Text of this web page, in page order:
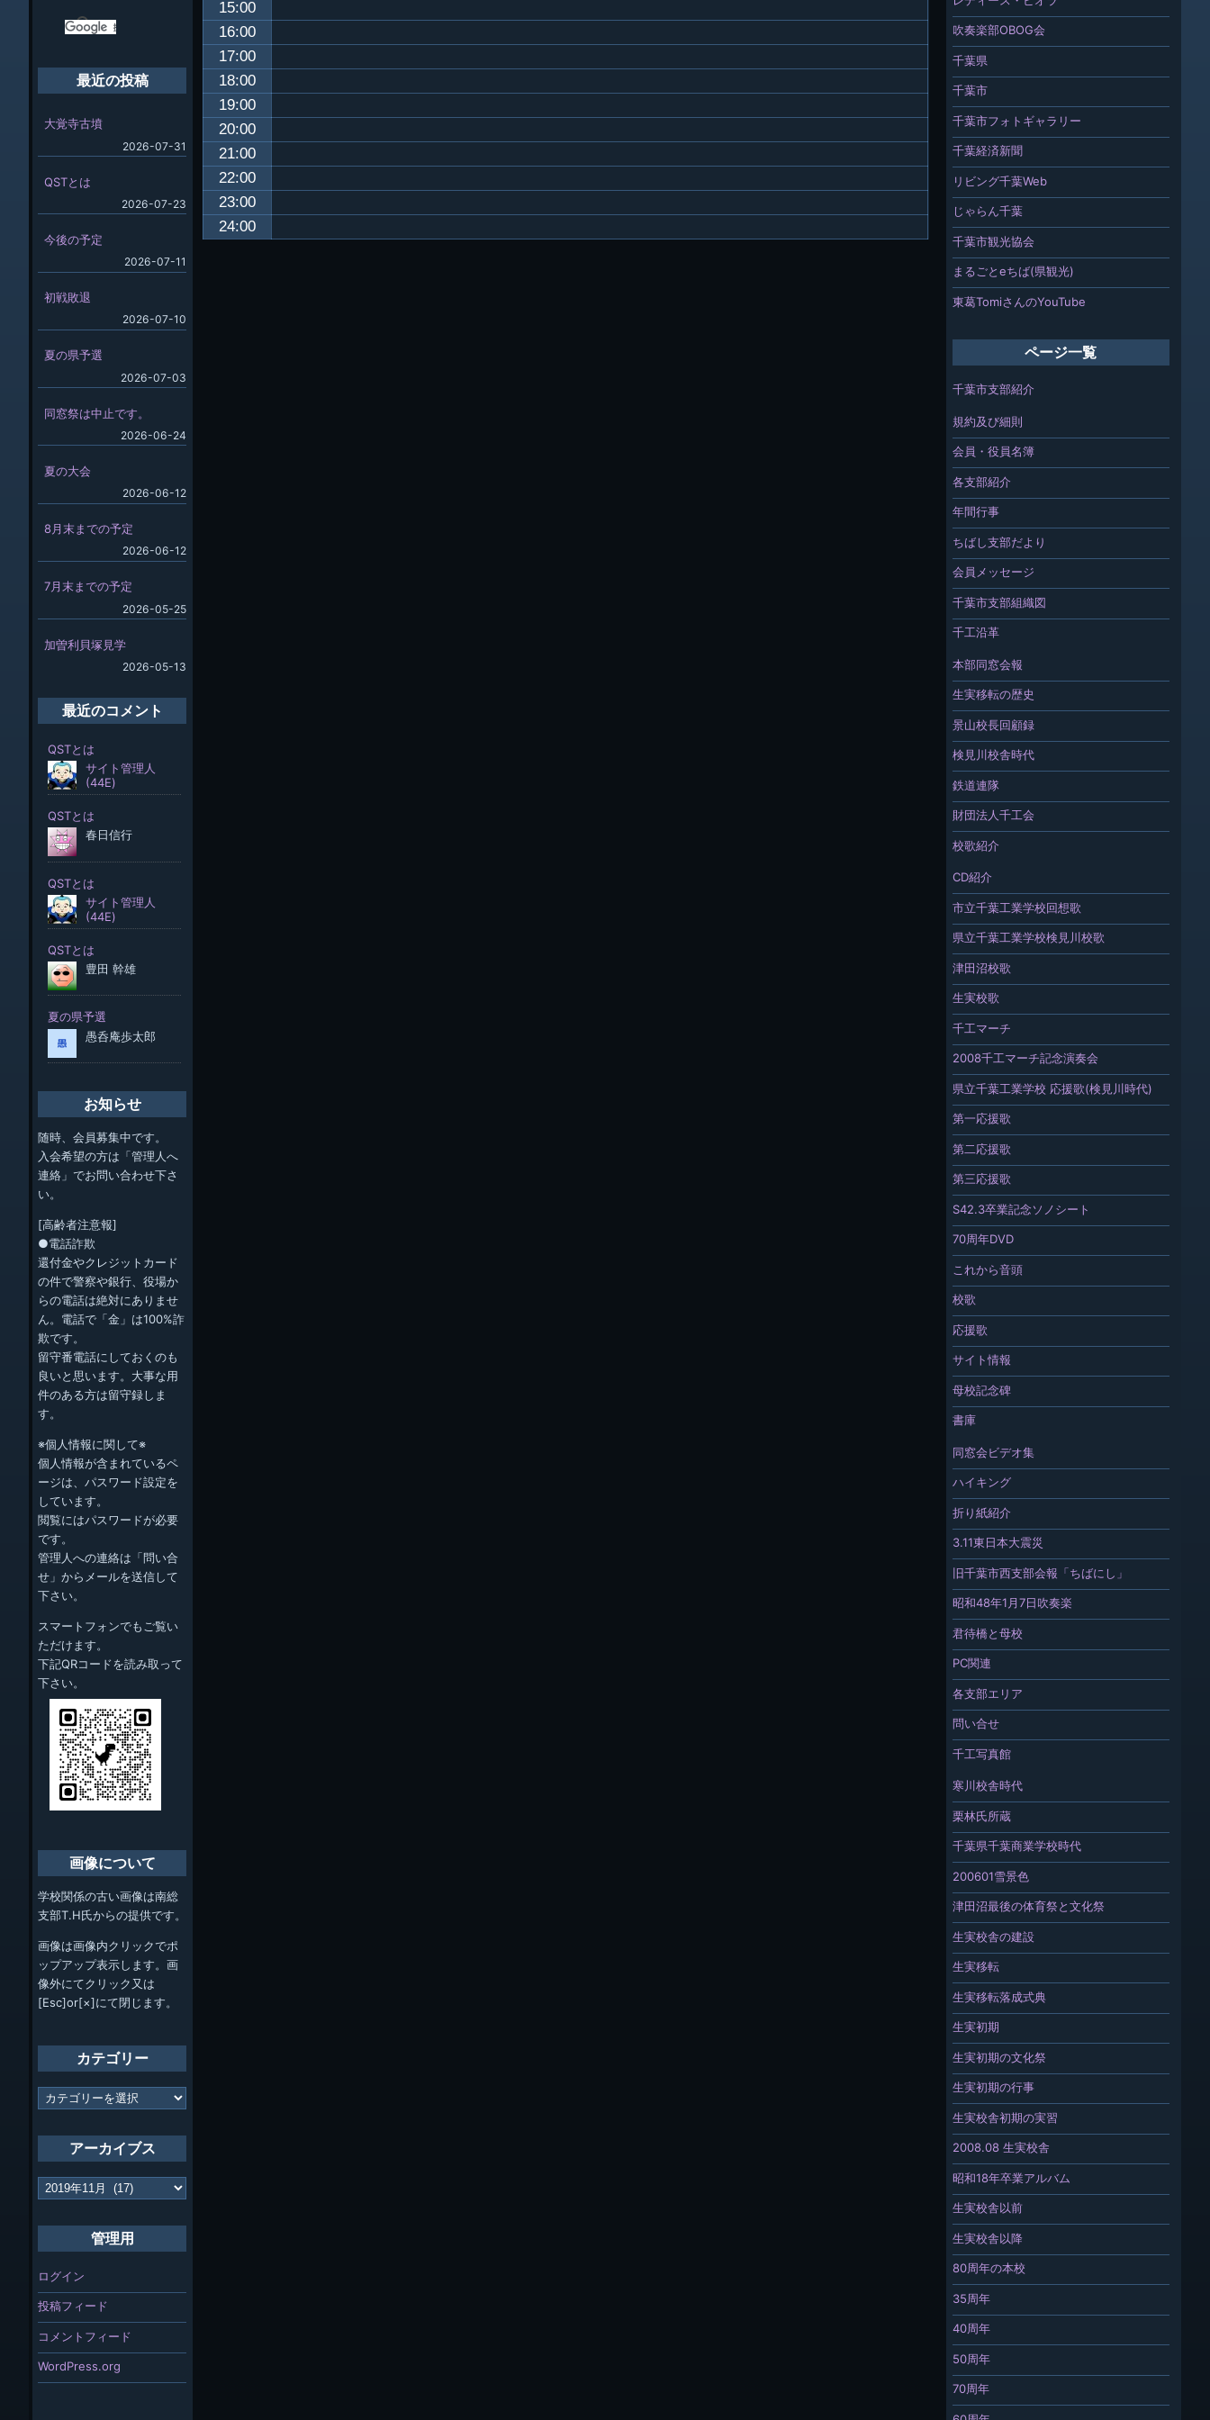
15:00
16:00
17:00
18:00
19:00
20:00
21:00
22:00
23:00
24:00
吹奏楽部OBOG会
千葉県
千葉市
千葉市フォトギャラリー
千葉経済新聞
リビング千葉Web
じゃらん千葉
千葉市観光協会
まるごとeちば(県観光)
東葛TomiさんのYouTube
ページ一覧
千葉市支部紹介
規約及び細則
会員・役員名簿
各支部紹介
年間行事
ちばし支部だより
会員メッセージ
千葉市支部組織図
千工沿革
本部同窓会報
生実移転の歴史
景山校長回顧録
検見川校舎時代
鉄道連隊
財団法人千工会
校歌紹介
CD紹介
市立千葉工業学校回想歌
県立千葉工業学校検見川校歌
津田沼校歌
生実校歌
千工マーチ
2008千工マーチ記念演奏会
県立千葉工業学校 応援歌(検見川時代)
第一応援歌
第二応援歌
第三応援歌
S42.3卒業記念ソノシート
70周年DVD
これから音頭
校歌
応援歌
サイト情報
母校記念碑
書庫
同窓会ビデオ集
ハイキング
折り紙紹介
3.11東日本大震災
旧千葉市西支部会報「ちばにし」
昭和48年1月7日吹奏楽
君待橋と母校
PC関連
各支部エリア
問い合せ
千工写真館
寒川校舎時代
栗林氏所蔵
千葉県千葉商業学校時代
200601雪景色
津田沼最後の体育祭と文化祭
生実校舎の建設
生実移転
生実移転落成式典
生実初期
生実初期の文化祭
生実初期の行事
生実校舎初期の実習
2008.08 生実校舎
昭和18年卒業アルバム
生実校舎以前
生実校舎以降
80周年の本校
35周年
40周年
50周年
70周年
最近の投稿
大覚寺古墳
2026-07-31
QSTとは
2026-07-23
今後の予定
2026-07-11
初戦敗退
2026-07-10
夏の県予選
2026-07-03
同窓祭は中止です。
2026-06-24
夏の大会
2026-06-12
8月末までの予定
2026-06-12
7月末までの予定
2026-05-25
加曽利貝塚見学
2026-05-13
最近のコメント
お知らせ
随時、会員募集中です。
入会希望の方は「管理人へ
連絡」でお問い合わせ下さ
い。
[高齢者注意報]
●電話詐欺
還付金やクレジットカード
の件で警察や銀行、役場か
らの電話は絶対にありませ
ん。電話で「金」は100%詐
欺です。
留守番電話にしておくのも
良いと思います。大事な用
件のある方は留守録しま
す。
※個人情報に関して※
個人情報が含まれているペ
ージは、パスワード設定を
しています。
閲覧にはパスワードが必要
です。
管理人への連絡は「問い合
せ」からメールを送信して
下さい。
スマートフォンでもご覧い
ただけます。
下記QRコードを読み取って
下さい。
画像について
学校関係の古い画像は南総
支部T.H氏からの提供です。
画像は画像内クリックでポ
ップアップ表示します。画
像外にてクリック又は
[Esc]or[×]にて閉じます。
カテゴリー
カ
テ
ー
アーカイブス
ア
ー
管理用
ログイン
投稿フィード
コメントフィード
WordPress.org